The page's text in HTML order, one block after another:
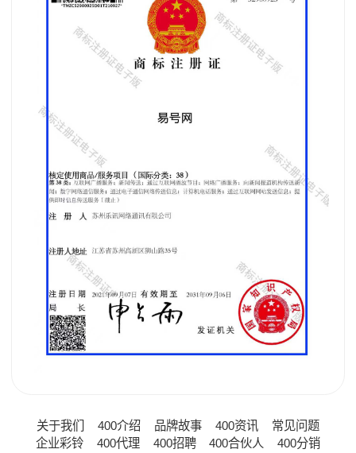
关于我们 400介绍 品牌故事 400资讯
常见问题
企业彩铃
400代理 400招聘 400合伙人 400分销